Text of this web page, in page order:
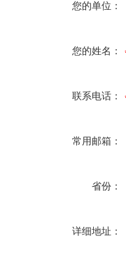
您的单位：
您的姓名：
联系电话：
常用邮箱：
省份：
详细地址：